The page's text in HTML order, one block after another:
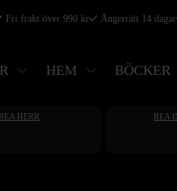
Fri frakt över 990 kr Ångerrätt 14 dagar
HEM BÖCKER
REA HERR REA